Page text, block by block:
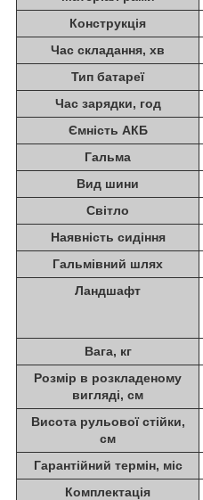
Конструкція
Час складання, хв
Тип батареї
Час зарядки, год
Ємність АКБ
Гальма
Вид шини
Світло
Наявність сидіння
Гальмівний шлях
Ландшафт
Вага, кг
Розмір в розкладеному
вигляді, см
Висота рульової стійки,
см
Гарантійний термін, міс
Комплектація